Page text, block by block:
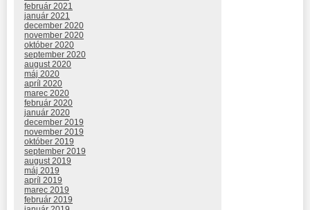
február 2021
január 2021
december 2020
november 2020
október 2020
september 2020
august 2020
máj 2020
apríl 2020
marec 2020
február 2020
január 2020
december 2019
november 2019
október 2019
september 2019
august 2019
máj 2019
apríl 2019
marec 2019
február 2019